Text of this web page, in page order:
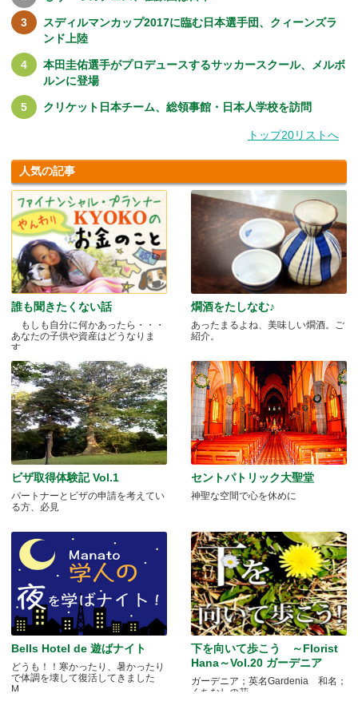
スディルマンカップ2017に臨む日本選手団、クィーンズラ
ンド上陸
本田圭佑選手がプロデュースするサッカースクール、メルボ
ルンに登場
クリケット日本チーム、総領事館・日本人学校を訪問
トップ20リストへ
人気の記事
誰も聞きたくない話
もしも自分に何かあったら・・・
あなたの子供や資産はどうなりま
す.....
燗酒をたしなむ♪
あったまるよね、美味しい燗酒。ご
紹介。
ビザ取得体験記 Vol.1
パートナーとビザの申請を考えてい
る方、必見
セントパトリック大聖堂
神聖な空間で心を休めに
Bells Hotel de 遊ばナイト
どうも！！寒かったり、暑かったり
で体調を壊して復活してきました
M.....
下を向いて歩こう ～Florist
Hana～Vol.20 ガーデニア
ガーデニア；英名Gardenia 和名；
くちなしの花 .....